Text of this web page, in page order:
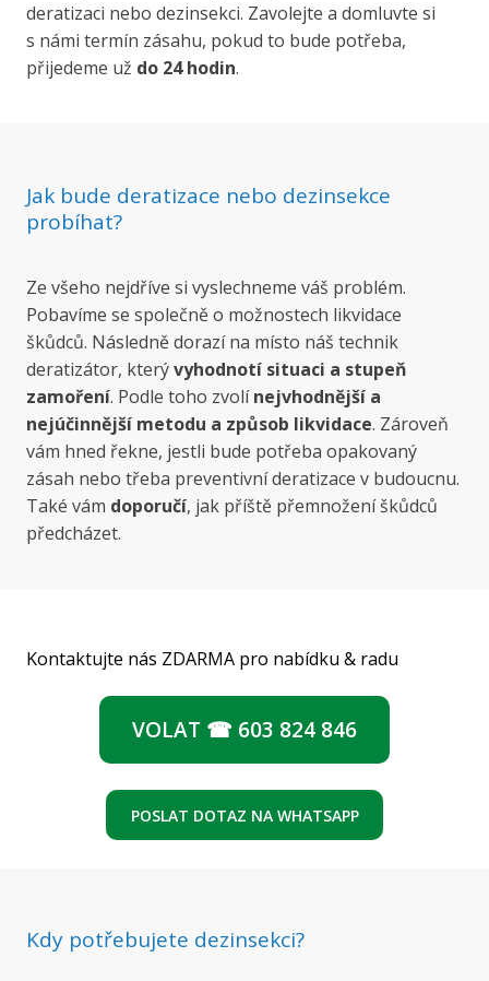
deratizaci nebo dezinsekci. Zavolejte a domluvte si
s námi termín zásahu, pokud to bude potřeba,
přijedeme už do 24 hodin.
Jak bude deratizace nebo dezinsekce
probíhat?
Ze všeho nejdříve si vyslechneme váš problém.
Pobavíme se společně o možnostech likvidace
škůdců. Následně dorazí na místo náš technik
deratizátor, kterývyhodnotí situaci a stupeň
zamoření. Podle toho zvolínejvhodnější a
nejúčinnější metodu a způsob likvidace. Zároveň
vám hned řekne, jestli bude potřeba opakovaný
zásah nebo třeba preventivní deratizace v budoucnu.
Také vám doporučí, jak příště přemnožení škůdců
předcházet.
Kontaktujte nás ZDARMA pro nabídku & radu
VOLAT ☎ 603 824 846
POSLAT DOTAZ NA WHATSAPP
Kdy potřebujete dezinsekci?